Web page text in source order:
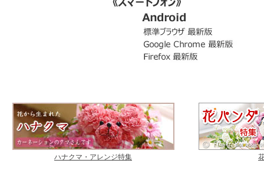
ハナクマ・アレンジ特集